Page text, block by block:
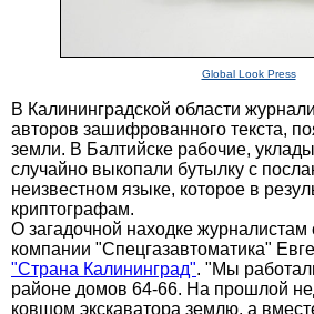
Global Look Press
В Калининградской области
авторов зашифрованного текста,
земли. В Балтийске рабочие,
случайно выкопали бутылку с
неизвестном языке, которое в
криптографам.
О загадочной находке
компании "Спецгазавтоматика"
"Страна Калининград". "Мы
районе домов 64-66. На прошлой
ковшом экскаватора землю, а